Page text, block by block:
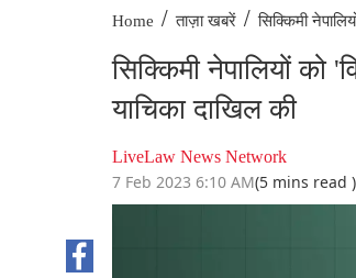
Home / ताज़ा खबरें / सिक्किमी
सिक्किमी नेपालियों को
याचिका दाखिल की
LiveLaw News Network
7 Feb 2023 6:10 AM(5 mins read )